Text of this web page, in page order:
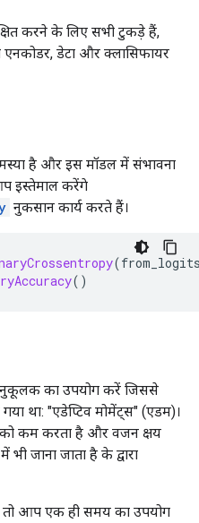
करने के लिए सभी टुकड़े हैं,
एनकोडर, डेटा और क्लासिफायर
है और इस मॉडल में संभावना
इस्तेमाल करेंगे
नुकसान कार्य करते हैं।
(
()
का उपयोग करें जिससे
था: "एडेप्टिव मोमेंट्स" (एडम)।
कम करता है और वजन क्षय
जाना जाता है के द्वारा
तो आप एक ही समय का उपयोग